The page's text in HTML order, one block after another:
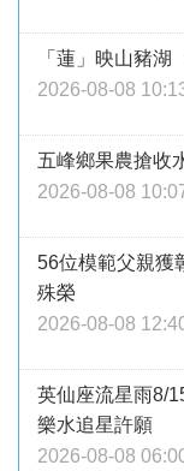
「蓮」映山豬
2026-08-08
五峰鄉果農搶
2026-08-08
56位模範父親
殊榮
2026-08-08
英仙座流星雨8/
樂水追星許願
2026-08-08